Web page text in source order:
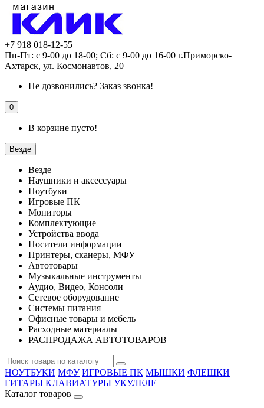
+7 918 018-12-55
Пн-Пт: с 9-00 до 18-00; Сб: с 9-00 до 16-00 г.Приморско-
Ахтарск, ул. Космонавтов, 20
Не дозвонились? Заказ звонка!
0
В корзине пусто!
Везде
Везде
Наушники и аксессуары
Ноутбуки
Игровые ПК
Мониторы
Комплектующие
Устройства ввода
Носители информации
Принтеры, сканеры, МФУ
Автотовары
Музыкальные инструменты
Аудио, Видео, Консоли
Сетевое оборудование
Системы питания
Офисные товары и мебель
Расходные материалы
РАСПРОДАЖА АВТОТОВАРОВ
НОУТБУКИ МФУ ИГРОВЫЕ ПК МЫШКИ ФЛЕШКИ
ГИТАРЫ КЛАВИАТУРЫ УКУЛЕЛЕ
Каталог товаров